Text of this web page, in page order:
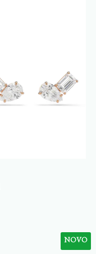
NOVO